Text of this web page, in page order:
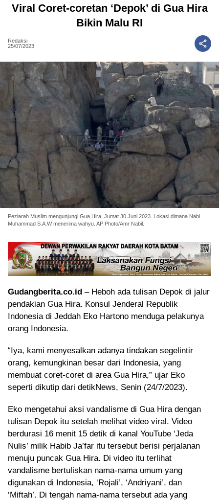
Viral Coret-coretan ‘Depok’ di Gua Hira
Bikin Malu RI
Redaksi
25/07/2023
Peziarah Muslim mengunjungi Gua Hira, Jumat 30 Juni 2023. Lokasi dimana Nabi
Muhammad S.A.W menerima wahyu. AP Photo/Amr Nabil.
Gudangberita.co.id – Heboh ada tulisan Depok di jalur
pendakian Gua Hira. Konsul Jenderal Republik
Indonesia di Jeddah Eko Hartono menduga pelakunya
orang Indonesia.
“Iya, kami menyesalkan adanya tindakan segelintir
orang, kemungkinan besar dari Indonesia, yang
membuat coret-coret di area Gua Hira,” ujar Eko
seperti dikutip dari detikNews, Senin (24/7/2023).
Eko mengetahui aksi vandalisme di Gua Hira dengan
tulisan Depok itu setelah melihat video viral. Video
berdurasi 16 menit 15 detik di kanal YouTube ‘Jeda
Nulis’ milik Habib Ja’far itu tersebut berisi perjalanan
menuju puncak Gua Hira. Di video itu terlihat
vandalisme bertuliskan nama-nama umum yang
digunakan di Indonesia, ‘Rojali’, ‘Andriyani’, dan
‘Miftah’. Di tengah nama-nama tersebut ada yang